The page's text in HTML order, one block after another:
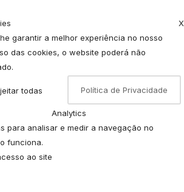
X
garantir a melhor experiência no nosso
das cookies, o website poderá não
todas Política de Privacidade
Analytics
para analisar e medir a navegação no
funciona.
ao site